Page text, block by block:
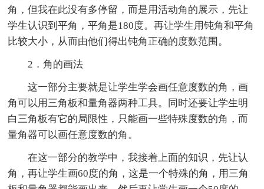
角，但我在此没有多停留，而是用活动角的展示，先让
学生认识到平角，平角是180度。再让学生用钝角和平角
比较大小，从而由他们得出钝角正确的度数范围。
2．角的画法
这一部分主要就是让学生学会画任意度数的角，画
角可以用三角板和量角器两种工具。同时还要让学生明
白三角板有它的局限性，只能画一些特殊度数的角，而
量角器可以画任意度数的角。
在这一部分的教学中，我接着上面的知识，先让认
角，再让学生画60度的角，这是一个特殊的角，用三角